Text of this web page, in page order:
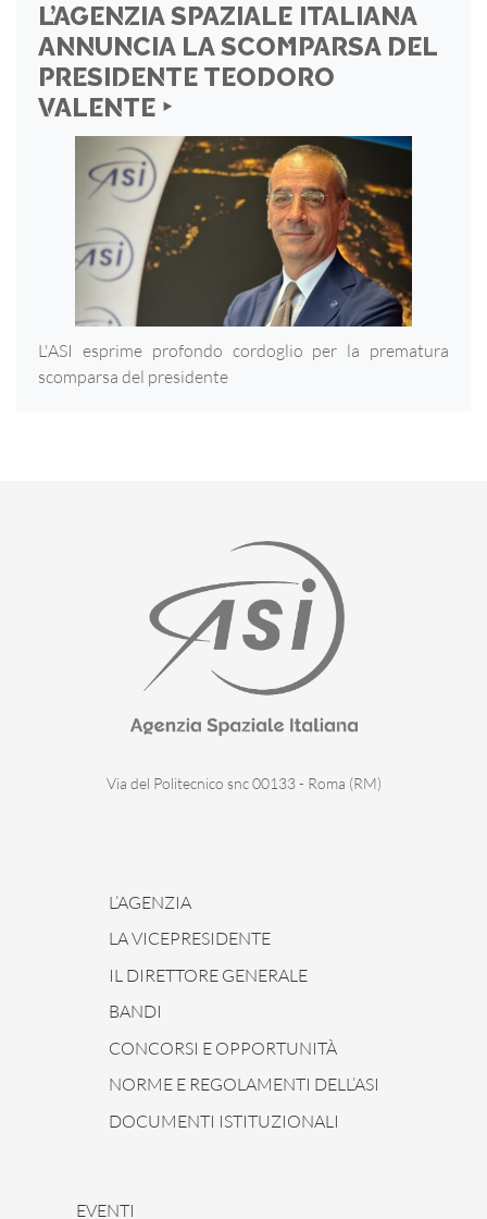
L’AGENZIA SPAZIALE ITALIANA
ANNUNCIA LA SCOMPARSA DEL
PRESIDENTE TEODORO
VALENTE ‣
L'ASI esprime profondo cordoglio per la prematura
scomparsa del presidente
Via del Politecnico snc 00133 - Roma (RM)
L’AGENZIA
LA VICEPRESIDENTE
IL DIRETTORE GENERALE
BANDI
CONCORSI E OPPORTUNITÀ
NORME E REGOLAMENTI DELL’ASI
DOCUMENTI ISTITUZIONALI
EVENTI